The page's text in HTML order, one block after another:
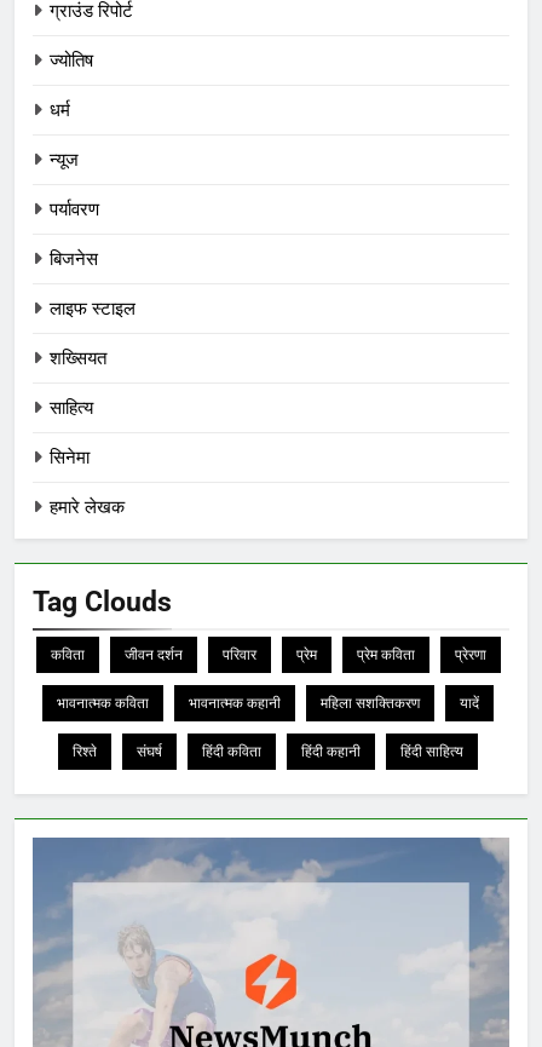
ग्राउंड रिपोर्ट
ज्योतिष
धर्म
न्यूज
पर्यावरण
बिजनेस
लाइफ स्टाइल
शख्सियत
साहित्य
सिनेमा
हमारे लेखक
Tag Clouds
कविता जीवन दर्शन परिवार प्रेम प्रेम कविता प्रेरणा
भावनात्मक कविता भावनात्मक कहानी महिला सशक्तिकरण यादें
रिश्ते संघर्ष हिंदी कविता हिंदी कहानी हिंदी साहित्य